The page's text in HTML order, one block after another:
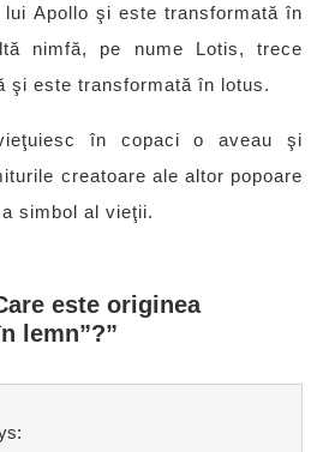
Apollo şi este transformată în
nimfă, pe nume Lotis, trece
şi este transformată în lotus.
în copaci o aveau şi
creatoare ale altor popoare
simbol al vieţii.
este originea
lemn”?”